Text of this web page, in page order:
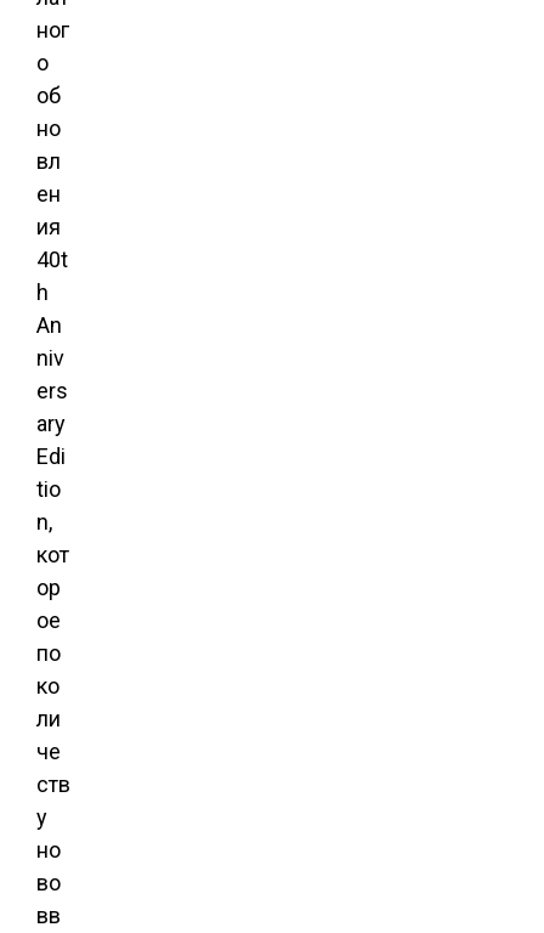
ног
о
об
но
вл
ен
ия
40t
h
An
niv
ers
ary
Edi
tio
n,
кот
ор
ое
по
ко
ли
че
ств
у
но
во
вв